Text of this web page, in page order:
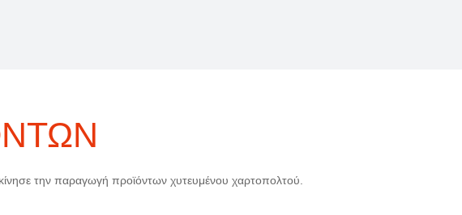
την παραγωγή προϊόντων χυτευμένου χαρτοπολτού.